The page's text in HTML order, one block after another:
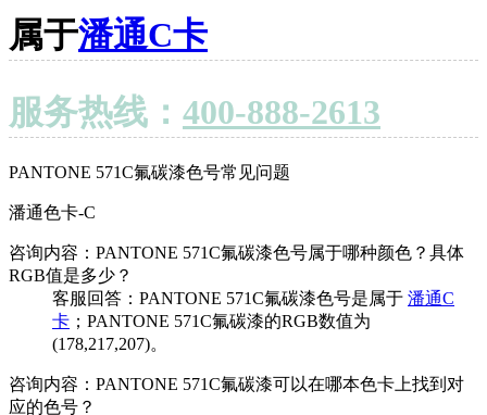
属于潘通C卡
服务热线： 400-888-2613
PANTONE 571C氟碳漆色号常见问题
潘通色卡-C
咨询内容：PANTONE 571C氟碳漆色号属于哪种颜色？具体
RGB值是多少？
客服回答：PANTONE 571C氟碳漆色号是属于 潘通C
卡 ；PANTONE 571C氟碳漆的RGB数值为
(178,217,207)。
咨询内容：PANTONE 571C氟碳漆可以在哪本色卡上找到对
应的色号？